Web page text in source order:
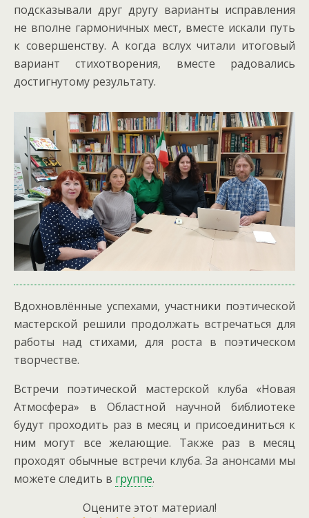
подсказывали друг другу варианты исправления
не вполне гармоничных мест, вместе искали путь
к совершенству. А когда вслух читали итоговый
вариант стихотворения, вместе радовались
достигнутому результату.
Вдохновлённые успехами, участники поэтической
мастерской решили продолжать встречаться для
работы над стихами, для роста в поэтическом
творчестве.
Встречи поэтической мастерской клуба «Новая
Атмосфера» в Областной научной библиотеке
будут проходить раз в месяц и присоединиться к
ним могут все желающие. Также раз в месяц
проходят обычные встречи клуба. За анонсами мы
можете следить в группе.
Оцените этот материал!